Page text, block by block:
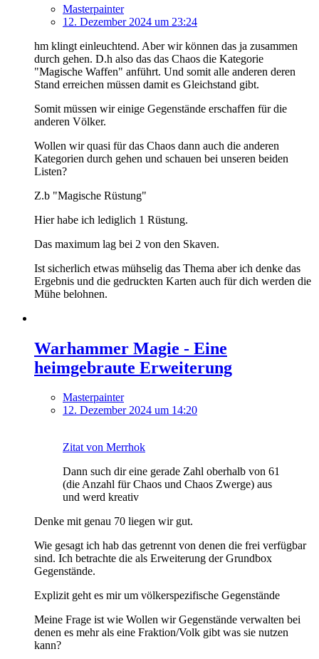
Masterpainter
12. Dezember 2024 um 23:24
hm klingt einleuchtend. Aber wir können das ja zusammen
durch gehen. D.h also das das Chaos die Kategorie
"Magische Waffen" anführt. Und somit alle anderen deren
Stand erreichen müssen damit es Gleichstand gibt.
Somit müssen wir einige Gegenstände erschaffen für die
anderen Völker.
Wollen wir quasi für das Chaos dann auch die anderen
Kategorien durch gehen und schauen bei unseren beiden
Listen?
Z.b "Magische Rüstung"
Hier habe ich lediglich 1 Rüstung.
Das maximum lag bei 2 von den Skaven.
Ist sicherlich etwas mühselig das Thema aber ich denke das
Ergebnis und die gedruckten Karten auch für dich werden die
Mühe belohnen.
Warhammer Magie - Eine
heimgebraute Erweiterung
Masterpainter
12. Dezember 2024 um 14:20
Zitat von Merrhok
Dann such dir eine gerade Zahl oberhalb von 61
(die Anzahl für Chaos und Chaos Zwerge) aus
und werd kreativ
Denke mit genau 70 liegen wir gut.
Wie gesagt ich hab das getrennt von denen die frei verfügbar
sind. Ich betrachte die als Erweiterung der Grundbox
Gegenstände.
Explizit geht es mir um völkerspezifische Gegenstände
Meine Frage ist wie Wollen wir Gegenstände verwalten bei
denen es mehr als eine Fraktion/Volk gibt was sie nutzen
kann?